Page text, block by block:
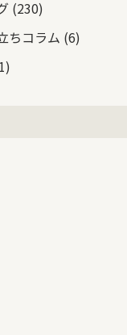
(230)
ちコラム (6)